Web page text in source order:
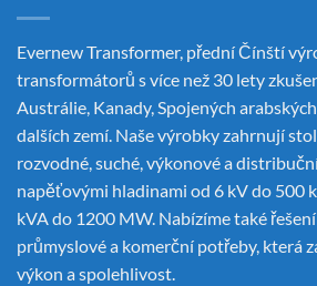
Evernew Transformer, předníČínští
transformátorů s více než 30 lety
Austrálie, Kanady, Spojených
dalších zemí. Naše výrobky zahrnují
rozvodné, suché, výkonové a
napěťovými hladinami od 6 kV do 500
kVA do 1200 MW. Nabízíme také
průmyslové a komerční potřeby, která
výkon a spolehlivost.